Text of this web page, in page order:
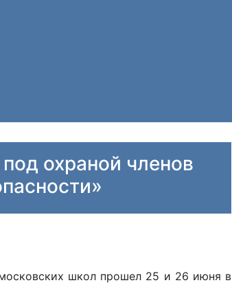
охраной членов
школ прошел 25 и 26 июня в